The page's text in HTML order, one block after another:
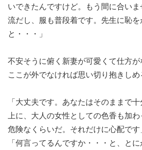
いできたんですけど。もう間に合い
流だし、服も普段着です。先生に恥を
と・・・」
不安そうに俯く新妻が可愛くて仕方が
ここが外でなければ思い切り抱きしめ
「大丈夫です。あなたはそのままで
上に、大人の女性としての色香も加
危険なくらいだ。それだけに心配です
「何言ってるんですか・・・と、と